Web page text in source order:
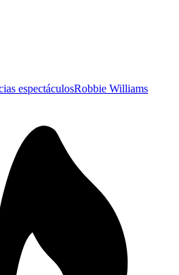
espectáculosRobbie Williams